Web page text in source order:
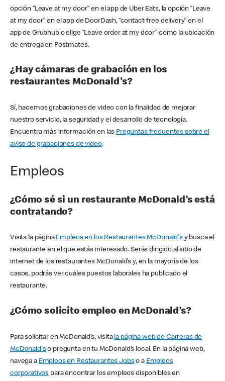
opción “Leave at my door” en el app de Uber Eats, la opción “Leave
at my door” en el app de DoorDash, “contact-free delivery” en el
app de Grubhub o elige “Leave order at my door” como la ubicación
de entrega en Postmates.
¿Hay cámaras de grabación en los
restaurantes McDonald's?
Sí, hacemos grabaciones de video con la finalidad de mejorar
nuestro servicio, la seguridad y el desarrollo de tecnología.
Encuentra más información en las Preguntas frecuentes sobre el
aviso de grabaciones de video.
Empleos
¿Cómo sé si un restaurante McDonald’s está
contratando?
Visita la página Empleos en los Restaurantes McDonald'sy busca el
restaurante en el que estás interesado. Serás dirigido al sitio de
internet de los restaurantes McDonald’s y, en la mayoría de los
casos, podrás ver cuáles puestos laborales ha publicado el
restaurante.
¿Cómo solicito empleo en McDonald’s?
Para solicitar en McDonald’s, visita la página web de Carreras de
McDonald'so pregunta en tu McDonald’s local. En la página web,
navega a Empleos en Restaurantes Jobso a Empleos
corporativos para encontrar los empleos disponibles en